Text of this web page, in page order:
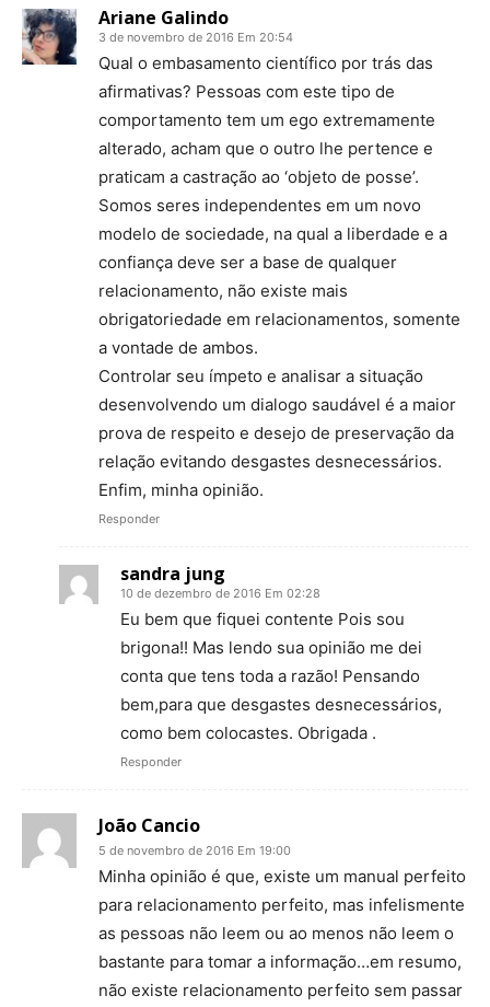
Ariane Galindo
3 de novembro de 2016 Em 20:54
Qual o embasamento científico por trás das
afirmativas? Pessoas com este tipo de
comportamento tem um ego extremamente
alterado, acham que o outro lhe pertence e
praticam a castração ao ‘objeto de posse’.
Somos seres independentes em um novo
modelo de sociedade, na qual a liberdade e a
confiança deve ser a base de qualquer
relacionamento, não existe mais
obrigatoriedade em relacionamentos, somente
a vontade de ambos.
Controlar seu ímpeto e analisar a situação
desenvolvendo um dialogo saudável é a maior
prova de respeito e desejo de preservação da
relação evitando desgastes desnecessários.
Enfim, minha opinião.
Responder
sandra jung
10 de dezembro de 2016 Em 02:28
Eu bem que fiquei contente Pois sou
brigona!! Mas lendo sua opinião me dei
conta que tens toda a razão! Pensando
bem,para que desgastes desnecessários,
como bem colocastes. Obrigada .
Responder
João Cancio
5 de novembro de 2016 Em 19:00
Minha opinião é que, existe um manual perfeito
para relacionamento perfeito, mas infelismente
as pessoas não leem ou ao menos não leem o
bastante para tomar a informação…em resumo,
não existe relacionamento perfeito sem passar